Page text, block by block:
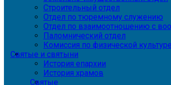
Строительный отдел
Отдел по тюремному служению
Отдел по взаимоотношению с
Паломнический отдел
Комиссия по физической
Святые и святыни
История епархии
История храмов
Святые